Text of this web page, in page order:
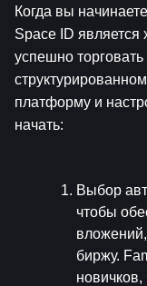
Когда вы
Space ID
успешно
платформу и
начать:
Выбор
чтобы
биржу.